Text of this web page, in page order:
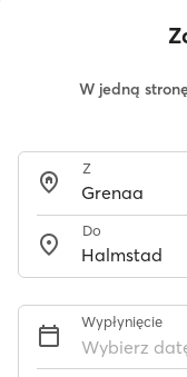
W jedną
Z
Do
Wypłynięcie
Wybierz